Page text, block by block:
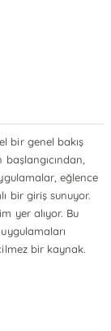
bir genel bakış
eğlence
bir giriş sunuyor.
yer alıyor. Bu
bir kaynak.